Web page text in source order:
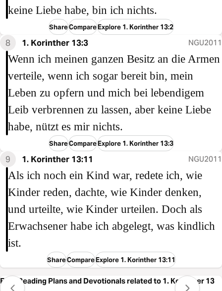
keine Liebe habe, bin ich nichts.
ShareCompareExplore 1. Korinther 13:2
8 1. Korinther 13:3 NGU2011
Wenn ich meinen ganzen Besitz an die Armen
verteile, wenn ich sogar bereit bin, mein
Leben zu opfern und mich bei lebendigem
Leib verbrennen zu lassen, aber keine Liebe
habe, nützt es mir nichts.
ShareCompareExplore 1. Korinther 13:3
9 1. Korinther 13:11 NGU2011
Als ich noch ein Kind war, redete ich, wie
Kinder reden, dachte, wie Kinder denken,
und urteilte, wie Kinder urteilen. Doch als
Erwachsener habe ich abgelegt, was kindlich
ist.
ShareCompareExplore 1. Korinther 13:11
Free Reading Plans and Devotionals related to 1. Korinther 13